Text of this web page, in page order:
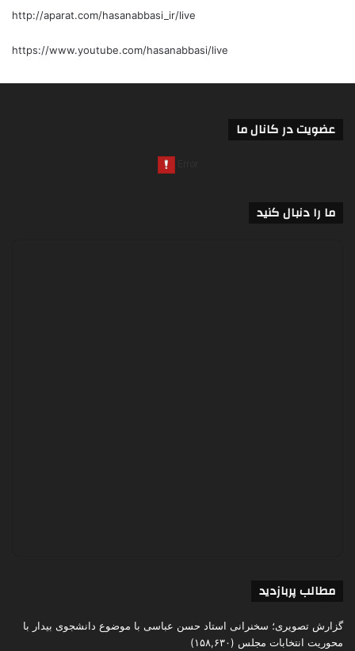
http://aparat.com/hasanabbasi_ir/live
https://www.youtube.com/hasanabbasi/live
عضویت در کانال ما
ما را دنبال کنید
مطالب پربازدید
گزارش تصویری؛ سخنرانی استاد حسن عباسی با موضوع دانشجوی بیدار با
محوریت انتخابات مجلس (۱۵۸,۶۳۰)